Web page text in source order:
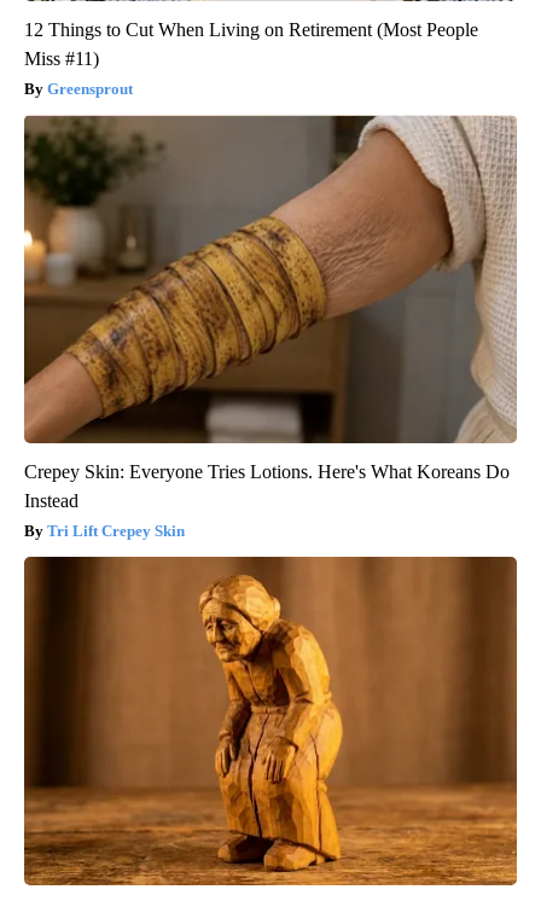
12 Things to Cut When Living on Retirement (Most People
Miss #11)
Greensprout
Crepey Skin: Everyone Tries Lotions. Here's What Koreans Do
Instead
Tri Lift Crepey Skin